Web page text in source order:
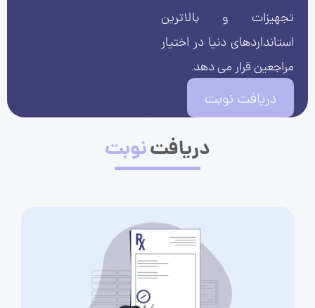
تجهیزات و بالاترین
استانداردهای دنیا در اختیار
مراجعین قرار می دهد.
دریافت نوبت
دریافتنوبت